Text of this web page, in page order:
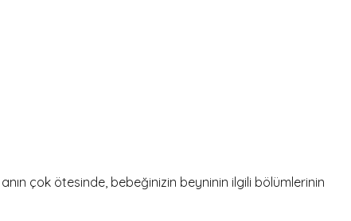
çok ötesinde, bebeğinizin beyninin ilgili bölümlerinin